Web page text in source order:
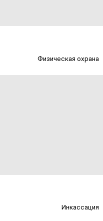
Физическая охрана
Инкассация